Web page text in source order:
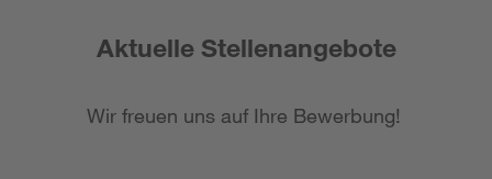
Aktuelle Stellenangebote
Wir freuen uns auf Ihre Bewerbung!